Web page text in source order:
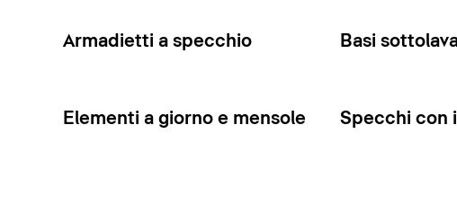
Armadietti a specchio Basi
Elementi a giorno e mensole Specchi con